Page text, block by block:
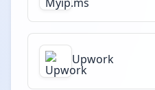
Upwork